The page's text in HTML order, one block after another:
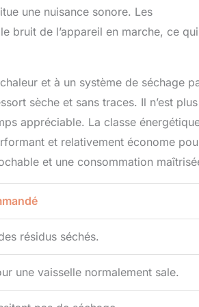
une nuisance sonore. Les
bruit de l’appareil en marche, ce qui
et à un système de séchage
sèche et sans traces. Il n’est plus
appréciable. La classe
et relativement économe
et une consommation
résidus séchés.
une vaisselle normalement sale.